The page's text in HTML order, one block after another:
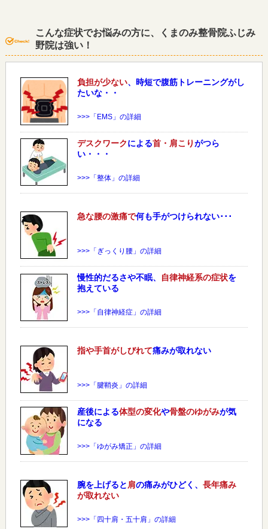
こんな症状でお悩みの方に、くまのみ整骨院ふじみ
野院は強い！
負担が少ない、時短で腹筋トレーニングがし
たいな・・
>>>「EMS」の詳細
デスクワークによる首・肩こりがつら
い・・・
>>>「整体」の詳細
急な腰の激痛で何も手がつけられない･･･
>>>「ぎっくり腰」の詳細
慢性的だるさや不眠、 自律神経系の症状を
抱えている
>>>「自律神経症」の詳細
指や手首がしびれて痛みが取れない
>>>「腱鞘炎」の詳細
産後による体型の変化や骨盤のゆがみが気
になる
>>>「ゆがみ矯正」の詳細
腕を上げると肩の痛みがひどく、 長年痛み
が取れない
>>>「四十肩・五十肩」の詳細